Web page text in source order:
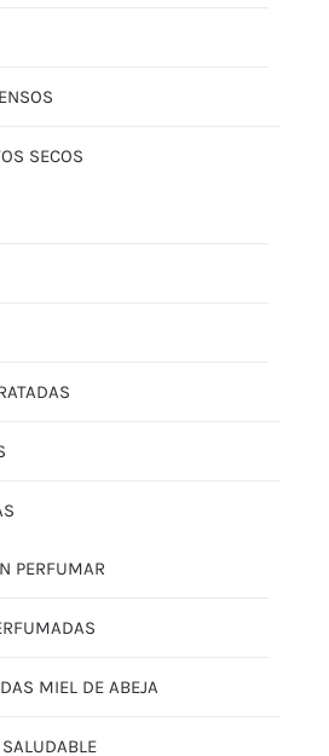
SECOS
PERFUMAR
MIEL DE ABEJA